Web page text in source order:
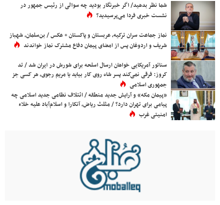
شما نظر بدهید/ اگر خبرنگار بودید چه سوالی از رئیس جمهور در
نشست خبری فردا می‌پرسیدید؟
نماز جماعت سران ترکیه، عربستان و پاکستان + عکس / بن‌سلمان، شهباز
شریف و اردوغان پس از امضای پیمان دفاع مشترک نماز خواندند
سناتور آمریکایی خواهان ارسال اسلحه برای شورش در ایران شد / تد
کروز: فرقی نمی‌کند پسر شاه روی کار بیاید یا مریم رجوی، هر کسی جز
جمهوری اسلامی
«پیمان مکه» و آرایش جدید منطقه / ائتلاف نظامی جدید اسلامی چه
پیامی برای تهران دارد؟ / مثلث ریاض، آنکارا و اسلام‌آباد علیه خلاء
امنیتی غرب